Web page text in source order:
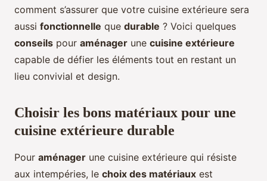
comment s’assurer que votre cuisine extérieure sera
aussi fonctionnelle que durable ? Voici quelques
conseils pour aménager une cuisine extérieure
capable de défier les éléments tout en restant un
lieu convivial et design.
Choisir les bons matériaux pour une
cuisine extérieure durable
Pour aménager une cuisine extérieure qui résiste
aux intempéries, le choix des matériaux est